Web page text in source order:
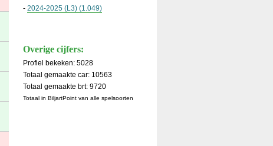
- 2024-2025 (L3) (1.049)
Overige cijfers:
Profiel bekeken: 5028
Totaal gemaakte car: 10563
Totaal gemaakte brt: 9720
Totaal in BiljartPoint van alle spelsoorten